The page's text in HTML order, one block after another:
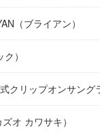
（ブライアン）
）
クリップオンサング
オ カワサキ）